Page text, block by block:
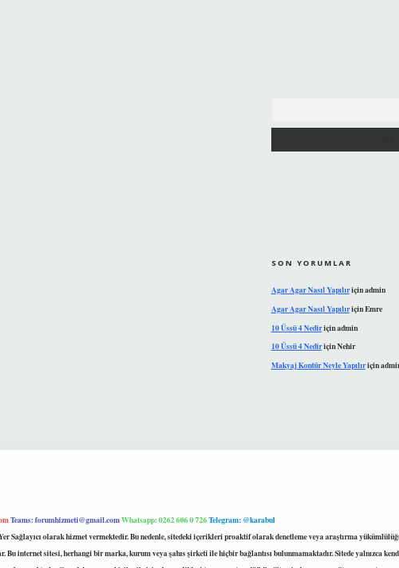
SON YORUMLAR
Agar Agar Nasıl Yapılıriçinadmin
Agar Agar Nasıl YapılıriçinEmre
10 Üssü 4 Nediriçinadmin
10 Üssü 4 NediriçinNehir
Makyaj Kontür Neyle Yapılıriçin
Teams:forumhizmeti@gmail.comWhatsapp: 0262 606 0 726Telegram: @karabul
olarak hizmet vermektedir. Bu nedenle, sitedeki içerikleri proaktif olarak denetleme veya araştırma
internet sitesi, herhangi bir marka, kurum veya şahıs şirketi ile hiçbir bağlantısı bulunmamaktadır. Sitede yalnızca